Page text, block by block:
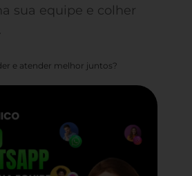
sua equipe e colher
e atender melhor juntos?